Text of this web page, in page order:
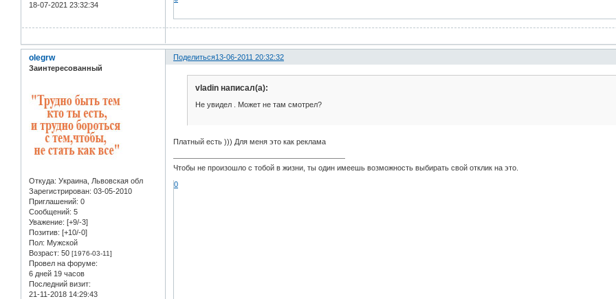
18-07-2021 23:32:34
Поделиться13-06-2011 20:32:32
olegrw
Заинтересованный
Откуда: Украина, Львовская обл
Зарегистрирован: 03-05-2010
Приглашений: 0
Сообщений: 5
Уважение: [+9/-3]
Позитив: [+10/-0]
Пол: Мужской
Возраст: 50 [1976-03-11]
Провел на форуме:
6 дней 19 часов
Последний визит:
21-11-2018 14:29:43
vladin написал(а):
Не увидел . Может не там смотрел?
Платный есть ))) Для меня это как реклама
Чтобы не произошло с тобой в жизни, ты один имеешь возможность выбирать свой отклик на это.
0